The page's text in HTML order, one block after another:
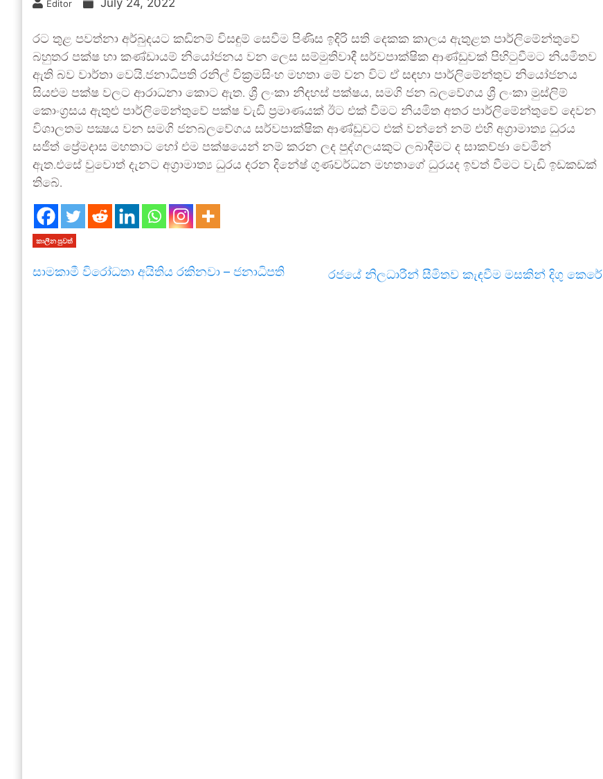
Editor July 24, 2022
රට තුළ පවත්නා අර්බුදයට කඩිනම් විසඳුම් සෙවීම පිණිස ඉදිරි සති දෙකක කාලය ඇතුළත පාර්ලිමේන්තුවේ
බහුතර පක්ෂ හා කණ්ඩායම් නියෝජනය වන ලෙස සම්මුතිවාදී සර්වපාක්ෂික ආණ්ඩුවක් පිහිටුවීමට නියමිතව
ඇති බව වාර්තා වෙයි.ජනාධිපති රනිල් වික්‍රමසිංහ මහතා මේ වන විට ඒ සඳහා පාර්ලිමේන්තුව නියෝජනය
සියළුම පක්ෂ වලට ආරාධනා කොට ඇත. ශ්‍රී ලංකා නිදහස් පක්ෂය, සමගි ජන බලවේගය ශ්‍රී ලංකා මුස්ලිම්
කොංග්‍රසය ඇතුළු පාර්ලිමේන්තුවේ පක්ෂ වැඩි ප්‍රමාණයක් ඊට එක් වීමට නියමිත අතර පාර්ලිමේන්තුවේ දෙවන
විශාලතම පක්‍ෂය වන සමගි ජනබලවේගය සර්වපාක්ෂික ආණ්ඩුවට එක් වන්නේ නම් එහි අග්‍රාමාත්‍ය ධුරය
සජිත් ප්‍රේමදාස මහතාට හෝ එම පක්ෂයෙන් නම් කරන ලද පුද්ගලයකුට ලබාදීමට ද සාකච්ඡා වෙමින්
ඇත.එසේ වුවොත් දැනට අග්‍රාමාත්‍ය ධුරය දරන දිනේෂ් ගුණවර්ධන මහතාගේ ධුරයද ඉවත් වීමට වැඩි ඉඩකඩක්
තිබේ.
කාලීන පුවත්
සාමකාමී විරෝධතා අයිතිය රකිනවා – ජනාධිපති රජයේ නිලධාරීන් සීමිතව කැඳවීම මසකින් දිගු කෙරේ